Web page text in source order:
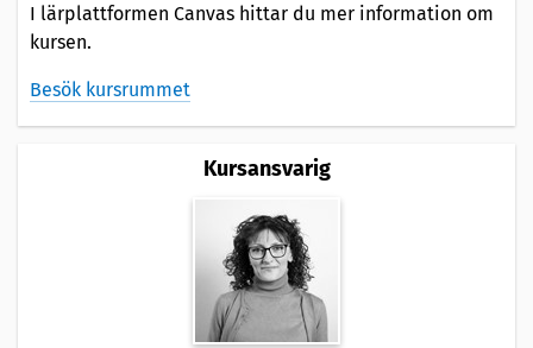
I lärplattformen Canvas hittar du mer information om
kursen.
Besök kursrummet
Kursansvarig